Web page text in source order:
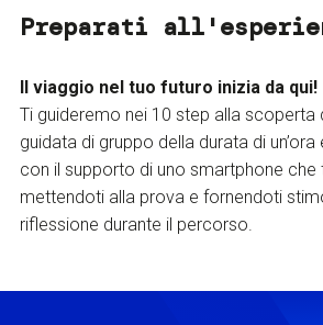
Preparati
Il viaggio nel tuo futuro inizia da qui!
Ti guideremo nei 10 step alla scoperta
guidata di gruppo della durata di
con il supporto di uno smartphone
mettendoti alla prova e fornendoti
riflessione durante il percorso.